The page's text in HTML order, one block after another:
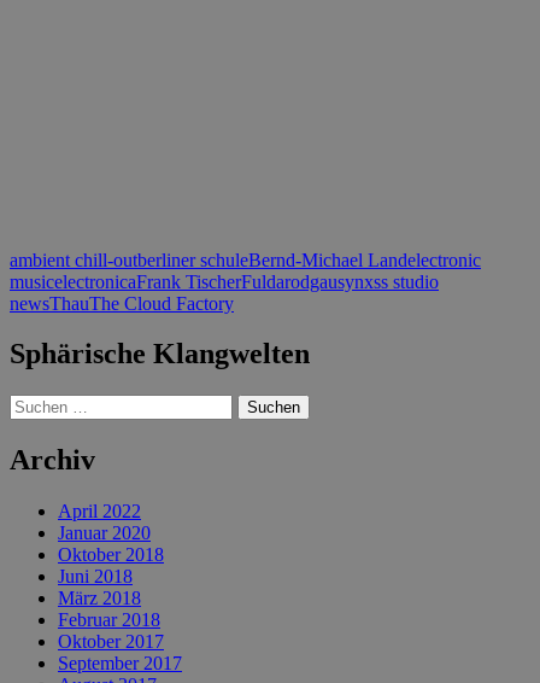
ambient chill-outberliner schuleBernd-Michael Landelectronic
musicelectronicaFrank TischerFuldarodgausynxss studio
newsThauThe Cloud Factory
Sphärische Klangwelten
Suchen
nach:
Archiv
April 2022
Januar 2020
Oktober 2018
Juni 2018
März 2018
Februar 2018
Oktober 2017
September 2017